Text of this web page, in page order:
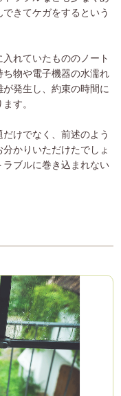
きてケガをするという
れていたもののノート
物や電子機器の水濡れ
発生し、約束の時間に
す。
けでなく、前述のよう
かりいただけたでしょ
ブルに巻き込まれない